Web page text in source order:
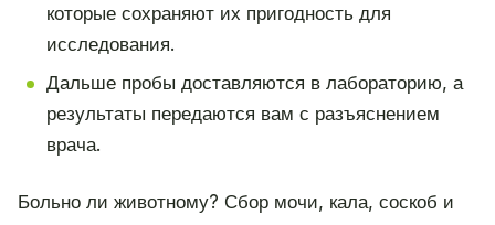
которые сохраняют их пригодность для
исследования.
Дальше пробы доставляются в лабораторию, а
результаты передаются вам с разъяснением
врача.
Больно ли животному? Сбор мочи, кала, соскоб и